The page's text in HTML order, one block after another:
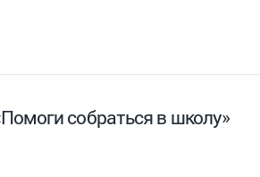
собраться в школу»